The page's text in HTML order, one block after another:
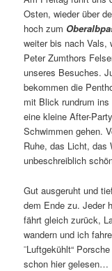
Osten, wieder über
hoch zum
weiter bis nach Vals,
Peter Zumthors
unseres Besuches.
bekommen die
mit Blick rundrum
eine kleine After-
Schwimmen gehen.
Ruhe, das Licht, das
unbeschreiblich
Gut ausgeruht und
dem Ende zu. Jeder
fährt gleich zurück,
wandern und ich
¨Luftgekühlt“
schon hier gelesen…